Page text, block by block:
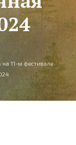
на 11-м фестивале